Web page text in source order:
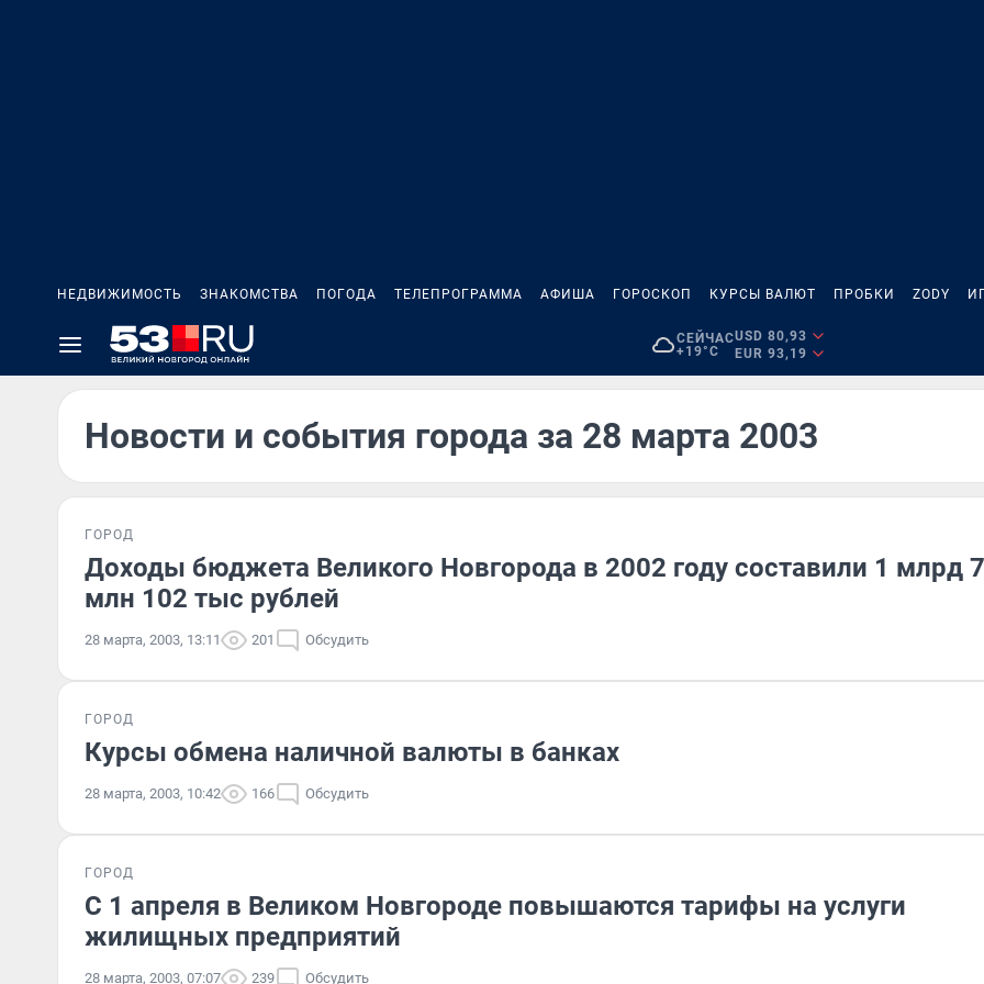
НЕДВИЖИМОСТЬ ЗНАКОМСТВА ПОГОДА ТЕЛЕПРОГРАММА АФИША ГОРОСКОП КУРСЫ ВАЛЮТ ПРОБКИ ZODY
СЕЙЧАС
+19°C
USD 80,93
EUR 93,19
Новости и события города за 28 марта 2003
ГОРОД
Доходы бюджета Великого Новгорода в 2002 году составили 1 млрд
млн 102 тыс рублей
28 марта, 2003, 13:11 201 Обсудить
ГОРОД
Курсы обмена наличной валюты в банках
28 марта, 2003, 10:42 166 Обсудить
ГОРОД
С 1 апреля в Великом Новгороде повышаются тарифы на услуги
жилищных предприятий
28 марта, 2003, 07:07 239 Обсудить